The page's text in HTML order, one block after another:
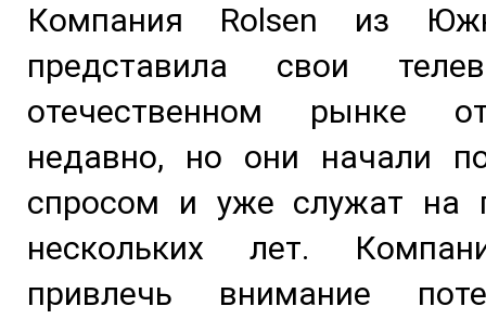
Компания Rolsen из
представила свои
отечественном рынке
недавно, но они начали
спросом и уже служат на
нескольких лет.
привлечь внимание